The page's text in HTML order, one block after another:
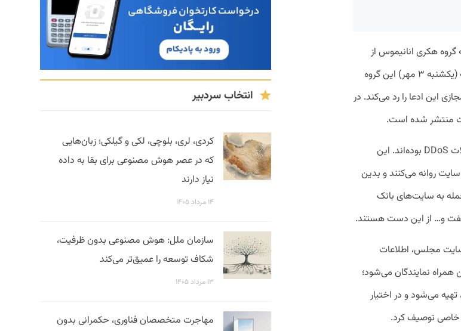
خبر داده بود تا شب گذشته (یکشنبه ۳ مهر) این گروه
این ادعا را رد می‌کند. در
منتشر شده است.
برخی از هک‌هایی که در روزهای اخیر انجام شده در حقیقت حملات DDoS بوده‌اند. این
روانه می‌کنند و بدین
به سایت‌های بانک
نفت و… از این دست هستند.
مجلس، اطلاعات
نمایندگان می‌شود؛
می‌شود و در اختیار
خاصی توصیف کرد.
انتخاب سردبیر
کردی، لری، بلوچی، لکی و گیلکی؛ زبان‌هایی
که در عصر هوش مصنوعی برای بقا به داده
نیاز دارند
۱۴ مرداد ۱۴۰۵
سازمان ملل: هوش مصنوعی بدون ظرفیت،
شکاف توسعه را عمیق‌تر می‌کند
۱۳ مرداد ۱۴۰۵
مهاجرت متخصصان فناوری، حکمرانی بدون